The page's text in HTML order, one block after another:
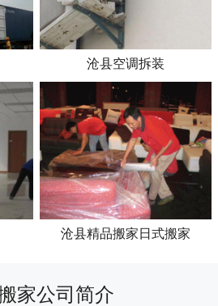
沧县空调拆装
沧县精品搬家日式搬家
家公司简介